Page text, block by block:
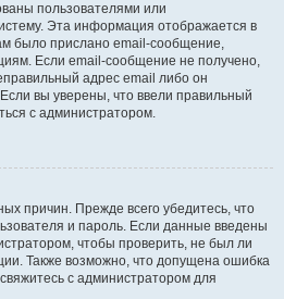
пользователями или
Эта информация отображается в
было прислано email-сообщение,
Если email-сообщение не получено,
адрес email либо он
вы уверены, что ввели правильный
с администратором.
причин. Прежде всего убедитесь, что
и пароль. Если данные введены
чтобы проверить, не был ли
Также возможно, что допущена ошибка
с администратором для